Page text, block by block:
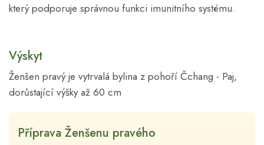
který podporuje správnou funkci imunitního systému.
Výskyt
Ženšen pravý je vytrvalá bylina z pohoří Čchang - Paj,
dorůstající výšky až 60 cm
Příprava Ženšenu pravého